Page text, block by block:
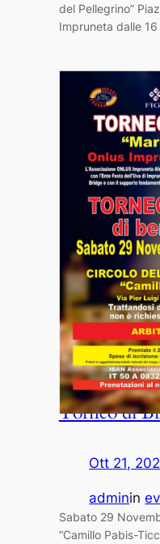
del Pellegrino”
Impruneta dalle 16
Torneo di
Ott 21,
adminin
Sabato 29
“Camillo Pabis-